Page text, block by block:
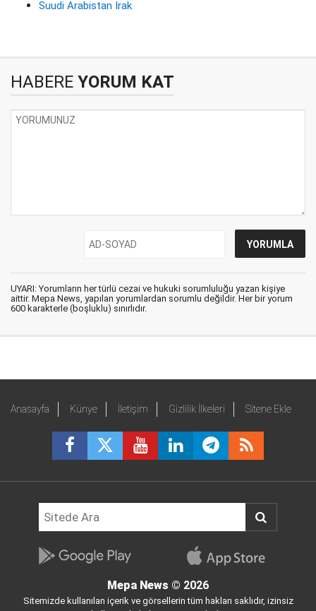
Suudi Arabistan Irak
HABERE YORUM KAT
UYARI: Yorumların her türlü cezai ve hukuki sorumluluğu yazan kişiye
aittir. Mepa News, yapılan yorumlardan sorumlu değildir. Her bir yorum
600 karakterle (boşluklu) sınırlıdır.
Anasayfa Künye İletişim Gizlilik İlkeleri Sitene Ekle
Mepa News © 2026
Sitemizde kullanılan içerik ve görsellerin tüm hakları saklıdır, izinsiz